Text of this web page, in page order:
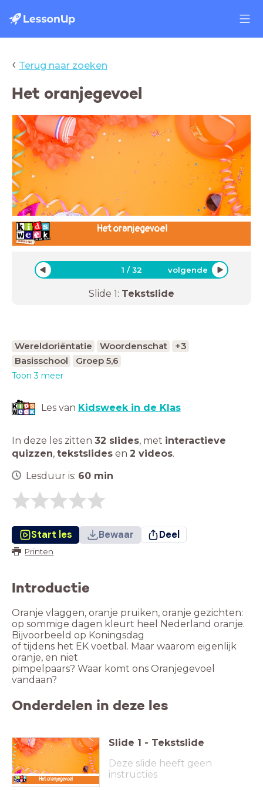
‹ Terug naar zoeken
Het oranjegevoel
Het oranjegevoel
1 /32 volgende
Slide 1: Tekstslide
Wereldoriëntatie Woordenschat
+3
Basisschool
Groep 5,6
Toon 3 meer
Les van Kidsweek in de Klas
In deze les zitten 32 slides, met interactieve
quizzen, tekstslides en 2 videos.
Lesduur is: 60 min
Start les Bewaar Deel
Printen
Introductie
Oranje vlaggen, oranje pruiken, oranje gezichten:
op sommige dagen kleurt heel Nederland oranje.
Bijvoorbeeld op Koningsdag
of tijdens het EK voetbal. Maar waarom eigenlijk
oranje, en niet
pimpelpaars? Waar komt ons Oranjegevoel
vandaan?
Onderdelen in deze les
Het oranjegevoel
Slide 1 - Tekstslide
Deze slide heeft geen
instructies